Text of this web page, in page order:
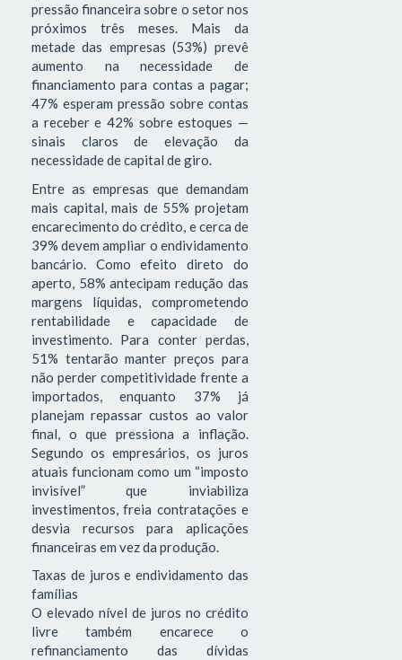
pressão financeira sobre o setor nos
próximos três meses. Mais da
metade das empresas (53%) prevê
aumento na necessidade de
financiamento para contas a pagar;
47% esperam pressão sobre contas
a receber e 42% sobre estoques —
sinais claros de elevação da
necessidade de capital de giro.
Entre as empresas que demandam
mais capital, mais de 55% projetam
encarecimento do crédito, e cerca de
39% devem ampliar o endividamento
bancário. Como efeito direto do
aperto, 58% antecipam redução das
margens líquidas, comprometendo
rentabilidade e capacidade de
investimento. Para conter perdas,
51% tentarão manter preços para
não perder competitividade frente a
importados, enquanto 37% já
planejam repassar custos ao valor
final, o que pressiona a inflação.
Segundo os empresários, os juros
atuais funcionam como um “imposto
invisível” que inviabiliza
investimentos, freia contratações e
desvia recursos para aplicações
financeiras em vez da produção.
Taxas de juros e endividamento das
famílias
O elevado nível de juros no crédito
livre também encarece o
refinanciamento das dívidas